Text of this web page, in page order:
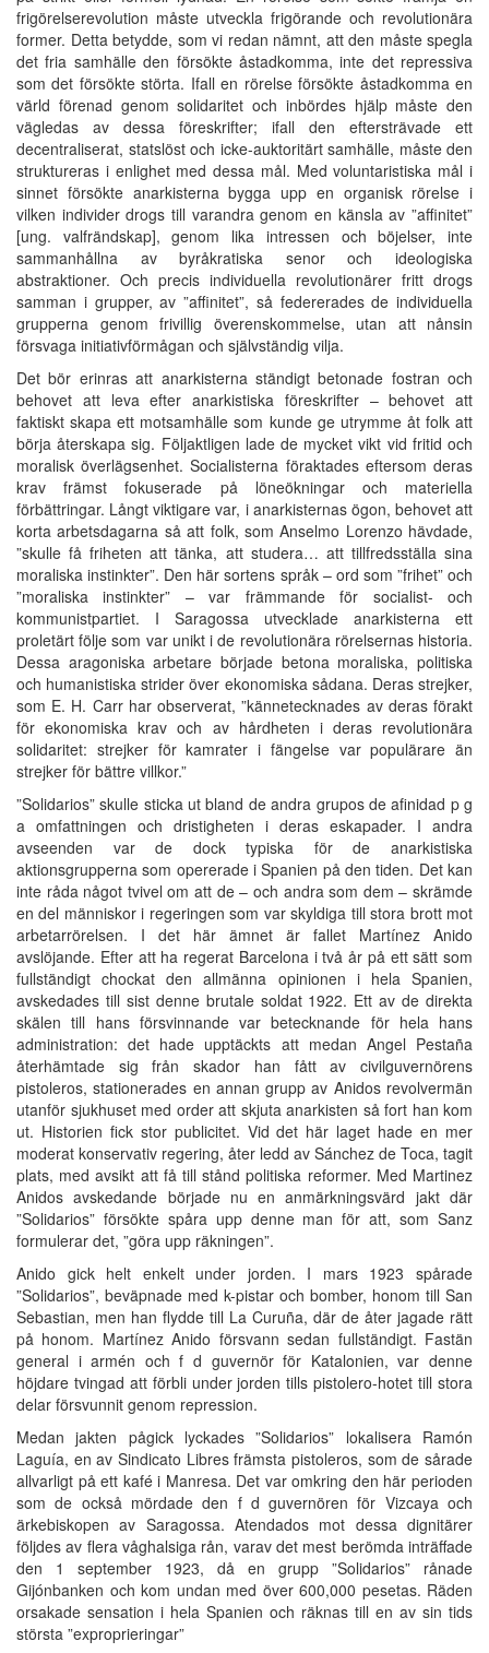
frigörelserevolution måste utveckla frigörande och revolutionära
former. Detta betydde, som vi redan nämnt, att den måste spegla
det fria samhälle den försökte åstadkomma, inte det repressiva
som det försökte störta. Ifall en rörelse försökte åstadkomma en
värld förenad genom solidaritet och inbördes hjälp måste den
vägledas av dessa föreskrifter; ifall den eftersträvade ett
decentraliserat, statslöst och icke-auktoritärt samhälle, måste den
struktureras i enlighet med dessa mål. Med voluntaristiska mål i
sinnet försökte anarkisterna bygga upp en organisk rörelse i
vilken individer drogs till varandra genom en känsla av ”affinitet”
[ung. valfrändskap], genom lika intressen och böjelser, inte
sammanhållna av byråkratiska senor och ideologiska
abstraktioner. Och precis individuella revolutionärer fritt drogs
samman i grupper, av ”affinitet”, så federerades de individuella
grupperna genom frivillig överenskommelse, utan att nånsin
försvaga initiativförmågan och självständig vilja.
Det bör erinras att anarkisterna ständigt betonade fostran och
behovet att leva efter anarkistiska föreskrifter – behovet att
faktiskt skapa ett motsamhälle som kunde ge utrymme åt folk att
börja återskapa sig. Följaktligen lade de mycket vikt vid fritid och
moralisk överlägsenhet. Socialisterna föraktades eftersom deras
krav främst fokuserade på löneökningar och materiella
förbättringar. Långt viktigare var, i anarkisternas ögon, behovet att
korta arbetsdagarna så att folk, som Anselmo Lorenzo hävdade,
”skulle få friheten att tänka, att studera… att tillfredsställa sina
moraliska instinkter”. Den här sortens språk – ord som ”frihet” och
”moraliska instinkter” – var främmande för socialist- och
kommunistpartiet. I Saragossa utvecklade anarkisterna ett
proletärt följe som var unikt i de revolutionära rörelsernas historia.
Dessa aragoniska arbetare började betona moraliska, politiska
och humanistiska strider över ekonomiska sådana. Deras strejker,
som E. H. Carr har observerat, ”kännetecknades av deras förakt
för ekonomiska krav och av hårdheten i deras revolutionära
solidaritet: strejker för kamrater i fängelse var populärare än
strejker för bättre villkor.”
”Solidarios” skulle sticka ut bland de andra grupos de afinidad p g
a omfattningen och dristigheten i deras eskapader. I andra
avseenden var de dock typiska för de anarkistiska
aktionsgrupperna som opererade i Spanien på den tiden. Det kan
inte råda något tvivel om att de – och andra som dem – skrämde
en del människor i regeringen som var skyldiga till stora brott mot
arbetarrörelsen. I det här ämnet är fallet Martínez Anido
avslöjande. Efter att ha regerat Barcelona i två år på ett sätt som
fullständigt chockat den allmänna opinionen i hela Spanien,
avskedades till sist denne brutale soldat 1922. Ett av de direkta
skälen till hans försvinnande var betecknande för hela hans
administration: det hade upptäckts att medan Angel Pestaña
återhämtade sig från skador han fått av civilguvernörens
pistoleros, stationerades en annan grupp av Anidos revolvermän
utanför sjukhuset med order att skjuta anarkisten så fort han kom
ut. Historien fick stor publicitet. Vid det här laget hade en mer
moderat konservativ regering, åter ledd av Sánchez de Toca, tagit
plats, med avsikt att få till stånd politiska reformer. Med Martinez
Anidos avskedande började nu en anmärkningsvärd jakt där
”Solidarios” försökte spåra upp denne man för att, som Sanz
formulerar det, ”göra upp räkningen”.
Anido gick helt enkelt under jorden. I mars 1923 spårade
”Solidarios”, beväpnade med k-pistar och bomber, honom till San
Sebastian, men han flydde till La Curuña, där de åter jagade rätt
på honom. Martínez Anido försvann sedan fullständigt. Fastän
general i armén och f d guvernör för Katalonien, var denne
höjdare tvingad att förbli under jorden tills pistolero-hotet till stora
delar försvunnit genom repression.
Medan jakten pågick lyckades ”Solidarios” lokalisera Ramón
Laguía, en av Sindicato Libres främsta pistoleros, som de sårade
allvarligt på ett kafé i Manresa. Det var omkring den här perioden
som de också mördade den f d guvernören för Vizcaya och
ärkebiskopen av Saragossa. Atendados mot dessa dignitärer
följdes av flera våghalsiga rån, varav det mest berömda inträffade
den 1 september 1923, då en grupp ”Solidarios” rånade
Gijónbanken och kom undan med över 600,000 pesetas. Räden
orsakade sensation i hela Spanien och räknas till en av sin tids
största ”exproprieringar”